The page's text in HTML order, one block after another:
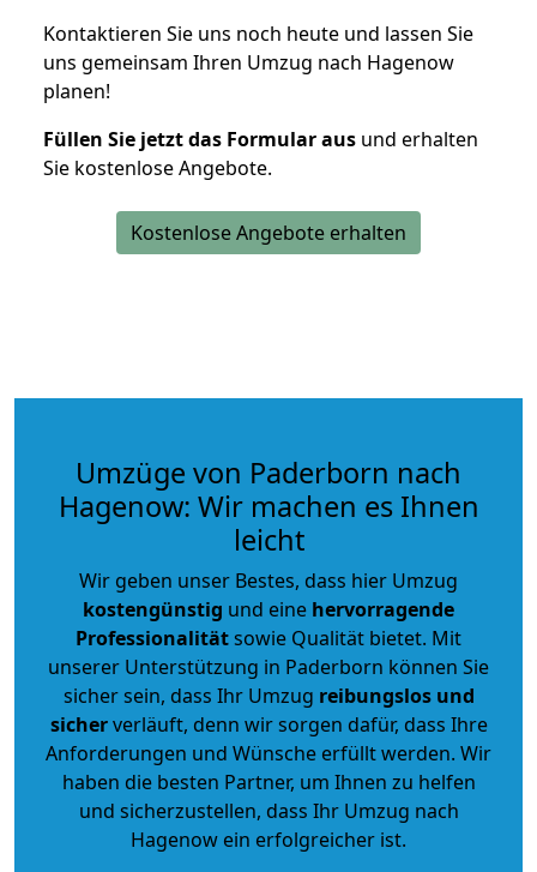
Kontaktieren Sie uns noch heute und lassen Sie
uns gemeinsam Ihren Umzug nach Hagenow
planen!
Füllen Sie jetzt das Formular aus und erhalten
Sie kostenlose Angebote.
Kostenlose Angebote erhalten
Umzüge von Paderborn nach
Hagenow: Wir machen es Ihnen
leicht
Wir geben unser Bestes, dass hier Umzug
kostengünstig und eine hervorragende
Professionalitätsowie Qualität bietet. Mit
unserer Unterstützung in Paderborn können Sie
sicher sein, dass Ihr Umzug reibungslos und
sicherverläuft, denn wir sorgen dafür, dass Ihre
Anforderungen und Wünsche erfüllt werden. Wir
haben die besten Partner, um Ihnen zu helfen
und sicherzustellen, dass Ihr Umzug nach
Hagenow ein erfolgreicher ist.